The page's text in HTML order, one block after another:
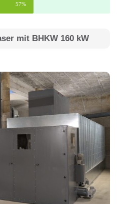
57%
mit BHKW 160 kW